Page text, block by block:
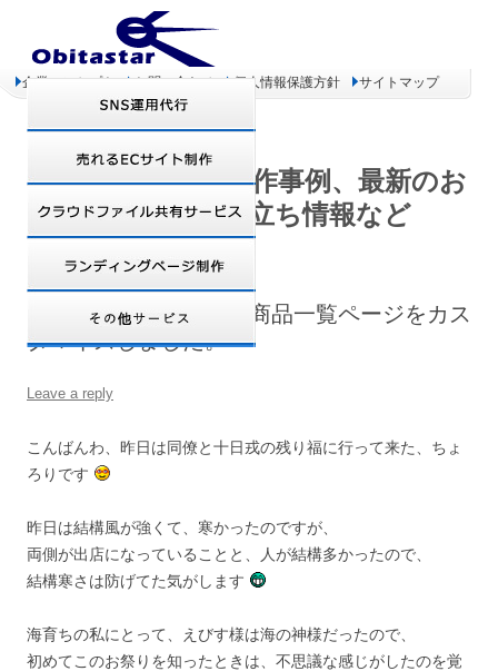
企業コンセプト お問い合わせ 個人情報保護方針 サイトマップ
オビタスター 制作事例、最新のお
得情報、お役立ち情報など
テンプレートサイトの商品一覧ページをカス
タマイズしました。
Leave a reply
こんばんわ、昨日は同僚と十日戎の残り福に行って来た、ちょ
ろりです
昨日は結構風が強くて、寒かったのですが、
両側が出店になっていることと、人が結構多かったので、
結構寒さは防げてた気がします
海育ちの私にとって、えびす様は海の神様だったので、
初めてこのお祭りを知ったときは、不思議な感じがしたのを覚